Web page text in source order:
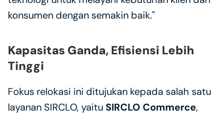
konsumen dengan semakin baik."
Kapasitas Ganda, Efisiensi Lebih
Tinggi
Fokus relokasi ini ditujukan kepada salah satu
layanan SIRCLO, yaitu SIRCLO Commerce,